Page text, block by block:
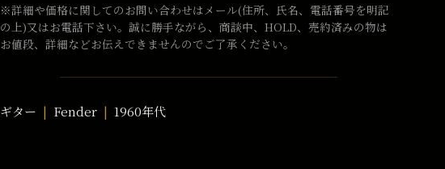
※詳細や価格に関してのお問い合わせはメール(住所、氏名、電話番号を明記
の上)又はお電話下さい。誠に勝手ながら、商談中、HOLD、売約済みの物は
お値段、詳細などお伝えできませんのでご了承ください。
ギター Fender 1960年代